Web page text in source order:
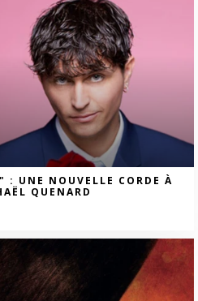
: UNE NOUVELLE CORDE À
QUENARD